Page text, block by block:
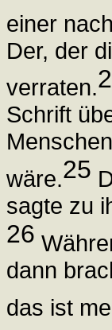
einer
Der, der
verraten.
Schrift
wäre.25
sagte zu
26
dann
das ist